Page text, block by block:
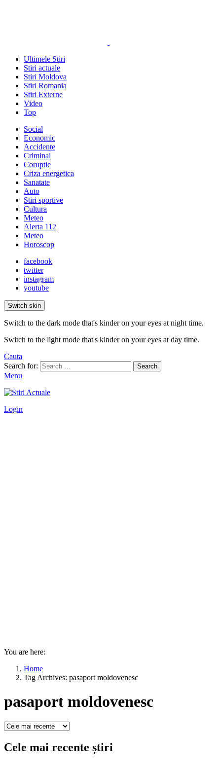
Ultimele Stiri
Stiri actuale
Stiri Moldova
Stiri Romania
Stiri Externe
Video
Top
Social
Economic
Accidente
Criminal
Coruptie
Criza energetica
Sanatate
Auto
Stiri sportive
Cultura
Meteo
Alerta 112
Meteo
Horoscop
facebook
twitter
instagram
youtube
Switch skin
Switch to the dark mode that's kinder on your eyes at night time.
Switch to the light mode that's kinder on your eyes at day time.
Cauta
Search for:
Search
Menu
Login
You are here:
Home
Tag Archives: pasaport moldovenesc
pasaport moldovenesc
Cele mai recente știri